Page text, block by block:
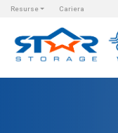
Resurse Cariera